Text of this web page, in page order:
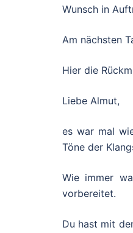
Wunsch in
Am nächsten
Hier die
Liebe Almut,
es war mal
Töne der
Wie immer
vorbereitet.
Du hast mit